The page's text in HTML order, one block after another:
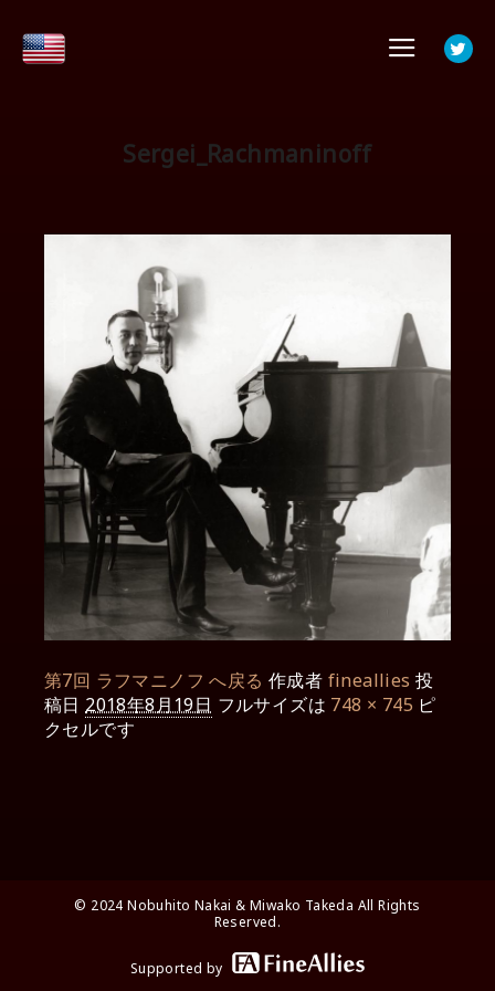
Sergei_Rachmaninoff
第7回 ラフマニノフ へ戻る 作成者 fineallies 投
稿日 2018年8月19日 フルサイズは 748 × 745 ピ
クセルです
© 2024 Nobuhito Nakai & Miwako Takeda All Rights
Reserved.
Supported by